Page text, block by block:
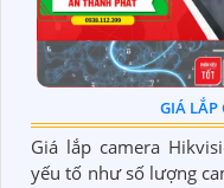
GIÁ LẮP
Giá lắp camera
yếu tố như số lượng